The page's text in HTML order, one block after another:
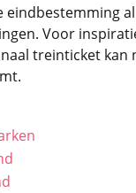
eindbestemming
Voor
treinticket kan